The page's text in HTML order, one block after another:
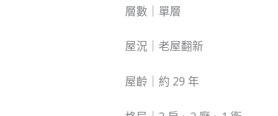
層數｜單層
屋況｜老屋翻新
屋齡｜約 29 年